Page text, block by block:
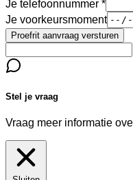
Je telefoonnummer
Je voorkeursmoment
Proefrit aanvraag versturen
Stel je vraag
Vraag meer informatie